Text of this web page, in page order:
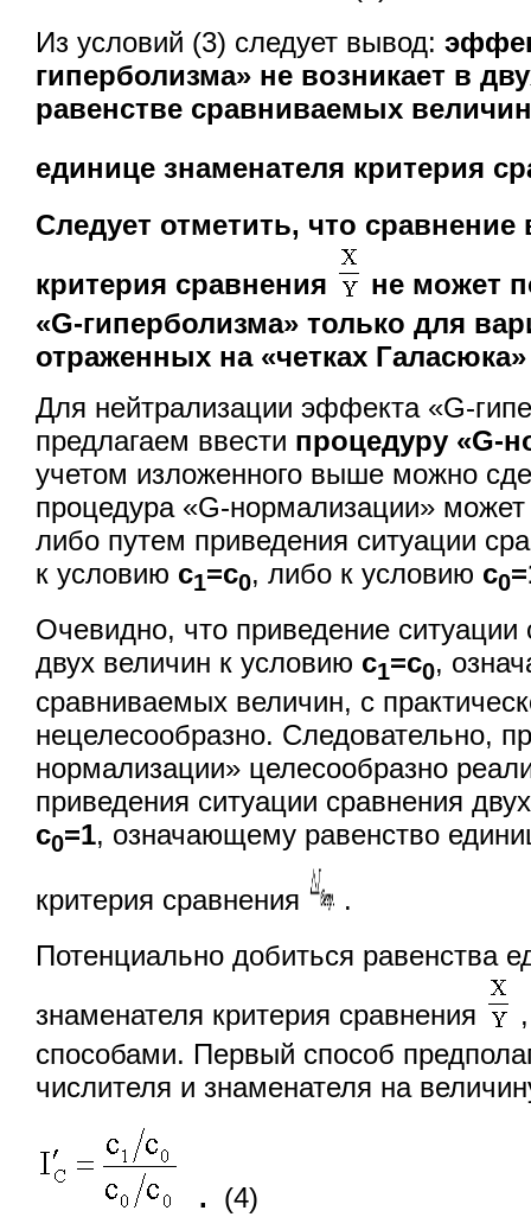
Из условий (3) следует вывод:
гиперболизма» не возникает в
равенстве сравниваемых
единице знаменателя критерия
Следует отметить, что сравнение
критерия сравнения
не может
«G-гиперболизма» только для
отраженных на «четках
Для нейтрализации эффекта «G-
предлагаем ввести процедуру «G-
учетом изложенного выше можно
процедура «G-нормализации»
либо путем приведения ситуации
к условию с1=с0, либо к условию с0
Очевидно, что приведение
двух величин к условию с1=с0,
сравниваемых величин, с
нецелесообразно. Следовательно,
нормализации» целесообразно
приведения ситуации сравнения
с0=1, означающему равенство
критерия сравнения
.
Потенциально добиться равенства
знаменателя критерия сравнения
способами. Первый способ
числителя и знаменателя на
.
(4)